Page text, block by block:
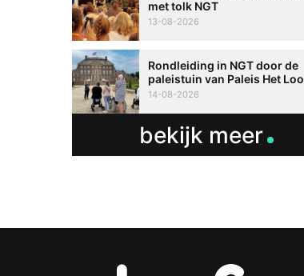
met tolk NGT
13-08-2026
Rondleiding in NGT door de
paleistuin van Paleis Het Loo
14-08-2026
bekijk meer